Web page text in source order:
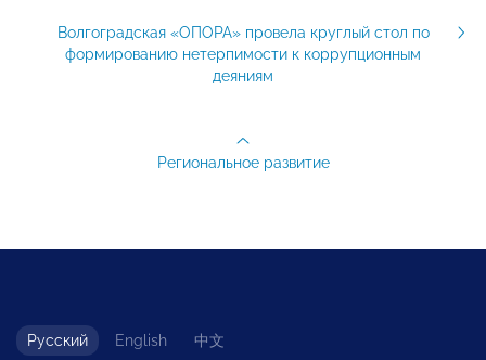
Волгоградская «ОПОРА» провела круглый стол по
формированию нетерпимости к коррупционным
деяниям
Региональное развитие
Русский English 中文